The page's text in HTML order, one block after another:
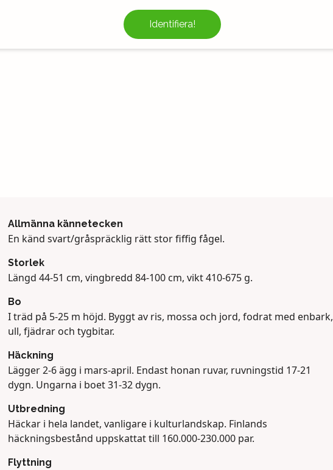
Identifiera!
Allmänna kännetecken
En känd svart/gråspräcklig rätt stor fiffig fågel.
Storlek
Längd 44-51 cm, vingbredd 84-100 cm, vikt 410-675 g.
Bo
I träd på 5-25 m höjd. Byggt av ris, mossa och jord, fodrat med enbark,
ull, fjädrar och tygbitar.
Häckning
Lägger 2-6 ägg i mars-april. Endast honan ruvar, ruvningstid 17-21
dygn. Ungarna i boet 31-32 dygn.
Utbredning
Häckar i hela landet, vanligare i kulturlandskap. Finlands
häckningsbestånd uppskattat till 160.000-230.000 par.
Flyttning